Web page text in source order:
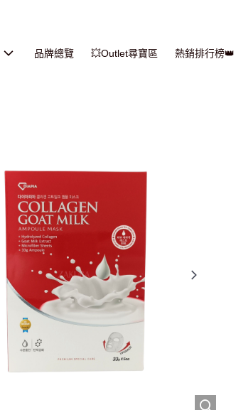
品牌總覽 💥Outlet尋寶區 熱銷排行榜👑